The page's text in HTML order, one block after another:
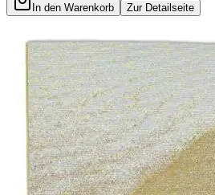
In den Warenkorb Zur Detailseite